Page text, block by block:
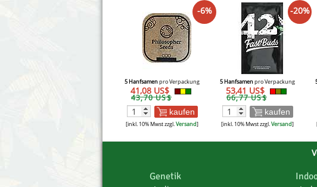
-6%
5 Hanfsamenpro Verpackung
41,08 US$
43,70 US$
kaufen
[inkl. 10% Mwst zzgl.Versand]
-20%
5 Hanfsamenpro Verpackung
53,41 US$
66,77 US$
kaufen
[inkl. 10% Mwst zzgl.Versand]
Genetik